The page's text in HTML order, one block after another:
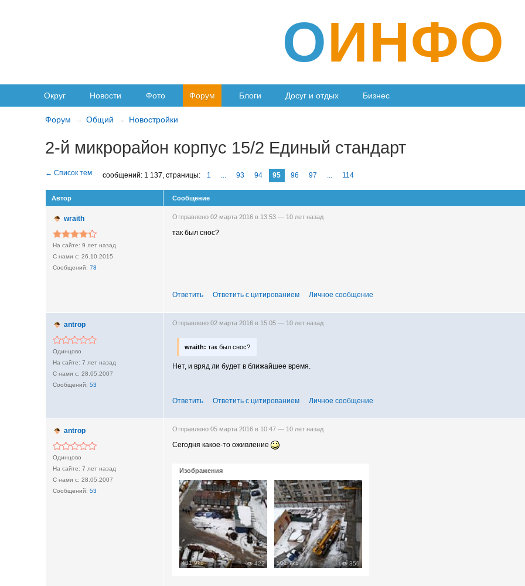
ОИНФО
Округ Новости Фото Форум Блоги Досуг и отдых Бизнес
Форум Общий Новостройки
2-й микрорайон корпус 15/2 Единый стандарт
сообщений: 1 137, страницы: 1 ... 93 94 95 96 97 ... 114
Автор Сообщение
wraith
9 лет назад
26.10.2015
78
Отправлено 02 марта 2016 в 13:53 — 10 лет назад
так был снос?
Ответить Ответить с цитированием Личное сообщение
antrop
Одинцово
7 лет назад
28.05.2007
53
Отправлено 02 марта 2016 в 15:05 — 10 лет назад
wraith: так был снос?
Нет, и вряд ли будет в ближайшее время.
Ответить Ответить с цитированием Личное сообщение
antrop
Одинцово
7 лет назад
28.05.2007
53
Отправлено 05 марта 2016 в 10:47 — 10 лет назад
Сегодня какое-то оживление
Изображения
431.9kb 422 501.7kb 359